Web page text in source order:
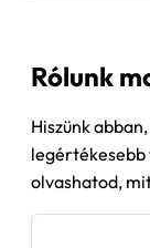
legértékesebb
olvashatod,